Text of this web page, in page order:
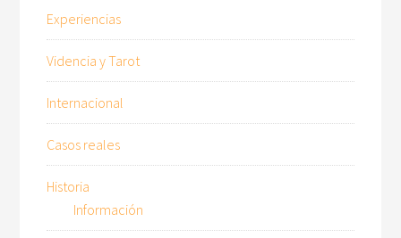
Experiencias
Videncia y Tarot
Internacional
Casos reales
Historia
Información